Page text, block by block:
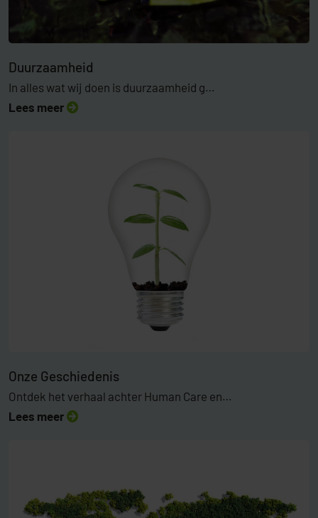
Duurzaamheid
In alles wat wij doen is duurzaamheid g…
Lees meer
Onze Geschiedenis
Ontdek het verhaal achter Human Care en…
Lees meer